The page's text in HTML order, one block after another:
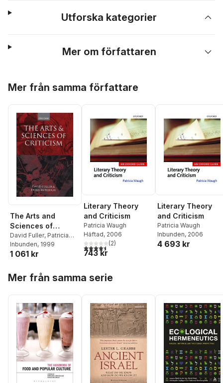
Utforska kategorier
Mer om författaren
Mer från samma författare
The Arts and
Sciences of
Criticism
David Fuller, Patricia
Waugh
Inbunden, 1999
1 061 kr
Literary Theory
and Criticism
Patricia Waugh
Häftad, 2006
4,5utav 5 stjärnor. Totalt antal röster:
(2)
743 kr
Literary Theory
and Criticism
Patricia Waugh
Inbunden, 2006
4 693 kr
Mer från samma serie